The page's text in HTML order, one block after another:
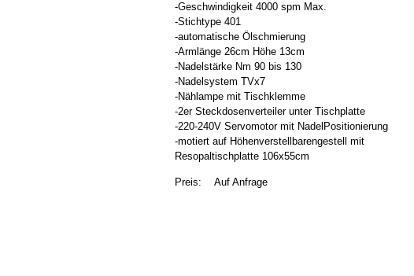
-Geschwindigkeit 4000 spm Max.
-Stichtype 401
-automatische Ölschmierung
-Armlänge 26cm Höhe 13cm
-Nadelstärke Nm 90 bis 130
-Nadelsystem TVx7
-Nählampe mit Tischklemme
-2er Steckdosenverteiler unter Tischplatte
-220-240V Servomotor mit NadelPositionierung
-motiert auf Höhenverstellbarengestell mit
Resopaltischplatte 106x55cm
Auf Anfrage
Preis: